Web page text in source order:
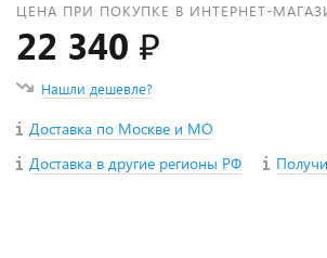
ЦЕНА ПРИ ПОКУПКЕ В ИНТЕРНЕТ-
22 340 ₽
Нашли дешевле?
Доставка по Москве и МО
Доставка в другие регионы РФ